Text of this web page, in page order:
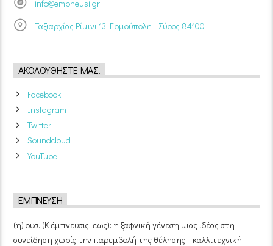
info@empneusi.gr
Ταξιαρχίας Ρίμινι 13, Ερμούπολη - Σύρος 84100
ΑΚΟΛΟΥΘΉΣΤΕ ΜΑΣ!
Facebook
Instagram
Twitter
Soundcloud
YouTube
ΈΜΠΝΕΥΣΗ
(η) ουσ. (Κ έμπνευσις, εως): η ξαφνική γένεση μιας ιδέας στη
συνείδηση χωρίς την παρεμβολή της θέλησης | καλλιτεχνική